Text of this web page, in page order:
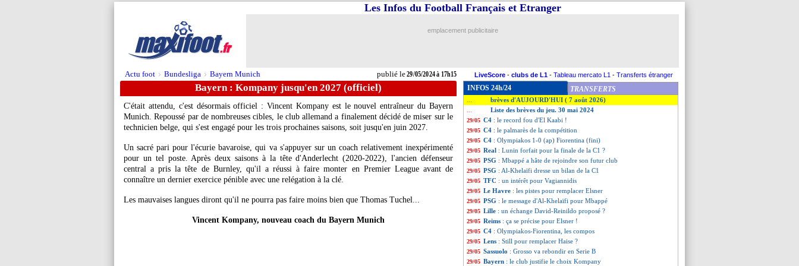
Actu foot > Bundesliga > Bayern Munich publié le29/05/2024 à 17h15
Les Infos du Football Français et Etranger
emplacement publicitaire
LiveScore - clubs de L1 - Tableau mercato L1 - Transferts étranger
Bayern : Kompany jusqu'en 2027 (officiel)
C'était attendu, c'est désormais officiel : Vincent Kompany est le nouvel entraîneur du Bayern
Munich. Repoussé par de nombreuses cibles, le club allemand a finalement décidé de miser sur le
technicien belge, qui s'est engagé pour les trois prochaines saisons, soit jusqu'en juin 2027.
Un sacré pari pour l'écurie bavaroise, qui va s'appuyer sur un coach relativement inexpérimenté
pour un tel poste. Après deux saisons à la tête d'Anderlecht (2020-2022), l'ancien défenseur
central a pris la tête de Burnley, qu'il a réussi à faire monter en Premier League avant de
connaître un dernier exercice pénible avec une relégation à la clé.
Les mauvaises langues diront qu'il ne pourra pas faire moins bien que Thomas Tuchel...
Vincent Kompany, nouveau coach du Bayern Munich
INFOS 24h/24 TRANSFERTS
brèves d'AUJOURD'HUI ( 7 août 2026)
Liste des brèves du jeu. 30 mai 2024
29/05 C4 : le record fou d'El Kaabi !
29/05 C4 : le palmarès de la compétition
29/05 C4 : Olympiakos 1-0 (ap) Fiorentina (fini)
29/05 Real : Lunin forfait pour la finale de la C1 ?
29/05 PSG : Mbappé a hâte de rejoindre son futur club
29/05 PSG : Al-Khelaïfi dresse un bilan de la C1
29/05 TFC : un intérêt pour Vagiannidis
29/05 Le Havre : les pistes pour remplacer Elsner
29/05 PSG : le message d'Al-Khelaïfi pour Mbappé
29/05 Lille : un échange David-Reinildo proposé ?
29/05 Reims : ça se précise pour Elsner !
29/05 C4 : Olympiakos-Fiorentina, les compos
29/05 Lens : Still pour remplacer Haise ?
29/05 Sassuolo : Grosso va rebondir en Serie B
29/05 Bayern : le club justifie le choix Kompany